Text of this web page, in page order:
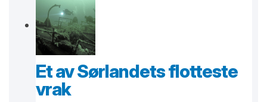
Et av Sørlandets flotteste
vrak